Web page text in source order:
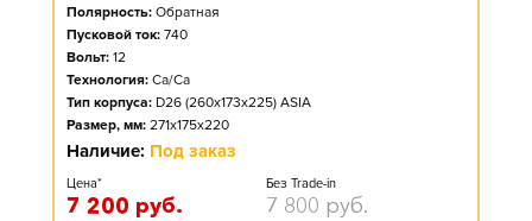
Полярность: Обратная
Пусковой ток: 740
Вольт: 12
Технология: Ca/Ca
Тип корпуса: D26 (260x173x225) ASIA
Размер, мм: 271x175x220
Наличие: Под заказ
Цена*
7 200 руб.
Без Trade-in
7 800 руб.